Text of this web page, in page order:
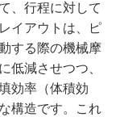
、行程に対して
イアウトは、ピ
する際の機械摩
低減させつつ、
効率（体積効
構造です。これ